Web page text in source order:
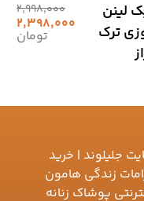
لینن
ترک
2,998,000
2,398,000
تومان
جلیلوند | خرید
زندگی هامون
پوشاک زنانه